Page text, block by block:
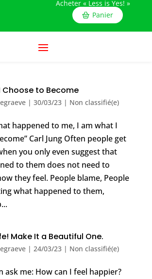
Acheter « Less is Yes! »
Panier
Choose to Become
| 30/03/23| Non classifié(e)
happened to me, I am what I
Carl Jung Often people get
you only even suggest that
to them does not need to
they feel. People blame, People
what happened to them,
Make It a Beautiful One.
| 24/03/23| Non classifié(e)
ask me: How can I feel happier?